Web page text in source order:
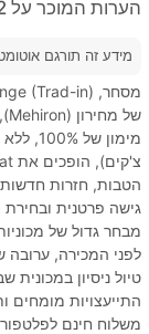
הערות המוכר על 2022' Hyundai Sonata
מידע זה תורגם
של מחירון (Mehiron), בתמורה לחדש יותר.
הטבות, חזרות
גישה פרטנית
מבחר גדול של
לפני המכירה, ערובה
טיול ניסיון במכונית
התייעצויות מומחים
משלוח חינם